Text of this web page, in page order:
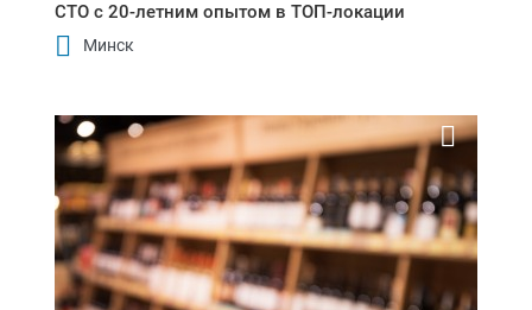
СТО с 20-летним опытом в ТОП-локации
Минск